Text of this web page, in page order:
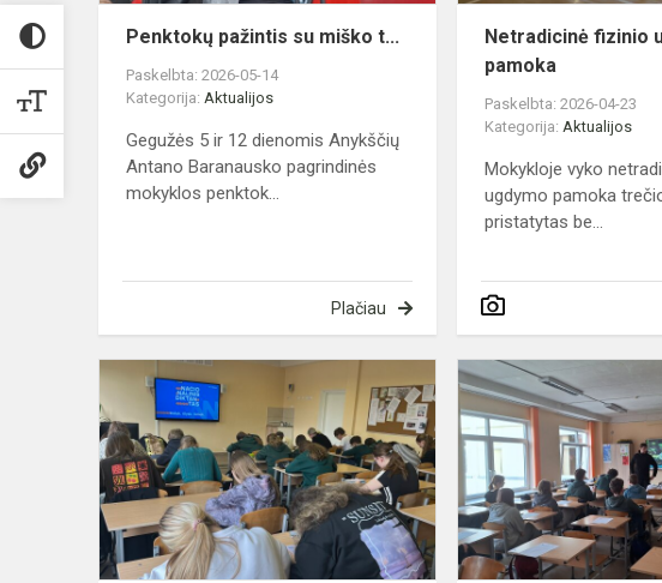
Penktokų pažintis su miško t...
Paskelbta: 2026-05-14
Kategorija: Aktualijos
Gegužės 5 ir 12 dienomis Anykščių
Antano Baranausko pagrindinės
mokyklos penktok...
Plačiau
Netradicinė fizinio
pamoka
Paskelbta: 2026-04-23
Kategorija:Aktualijos
Mokykloje vyko
ugdymo pamoka
pristatytas be...
Dalyvavome
Nacionaliniame
diktante